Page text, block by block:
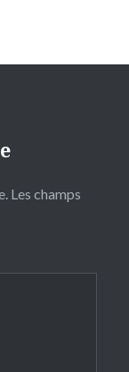
Les champs